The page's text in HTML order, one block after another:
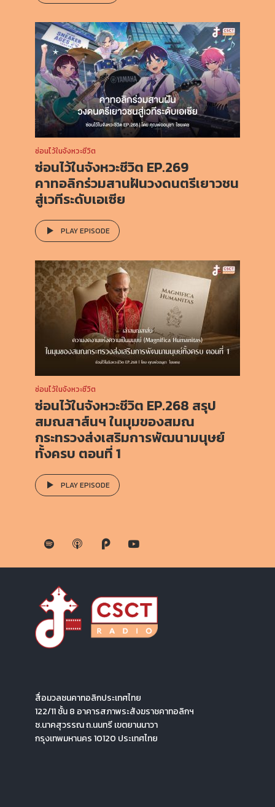
ซ่อนไว้ในจังหวะชีวิต
ซ่อนไว้ในจังหวะชีวิต EP.269
คาทอลิกร่วมสานฝันวงดนตรีเยาวชน
สู่เวทีระดับเอเซีย
PLAY EPISODE
ซ่อนไว้ในจังหวะชีวิต
ซ่อนไว้ในจังหวะชีวิต EP.268 สรุป
สมณสาส์นฯ ในมุมของสมณ
กระทรวงส่งเสริมการพัฒนามนุษย์
ทั้งครบ ตอนที่ 1
PLAY EPISODE
สื่อมวลชนคาทอลิกประเทศไทย
122/11 ชั้น 8 อาคารสภาพระสังฆราชคาทอลิกฯ
ซ.นาคสุวรรณ ถ.นนทรี เขตยานนาวา
กรุงเทพมหานคร 10120 ประเทศไทย